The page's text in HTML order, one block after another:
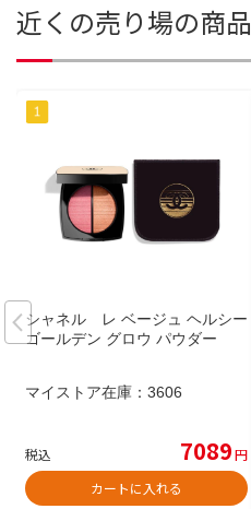
近くの売り場の商品
シャネル レ ベージュ ヘルシー
ゴールデン グロウ パウダー
マイストア在庫： 3606
税込 7089円
カートに入れる